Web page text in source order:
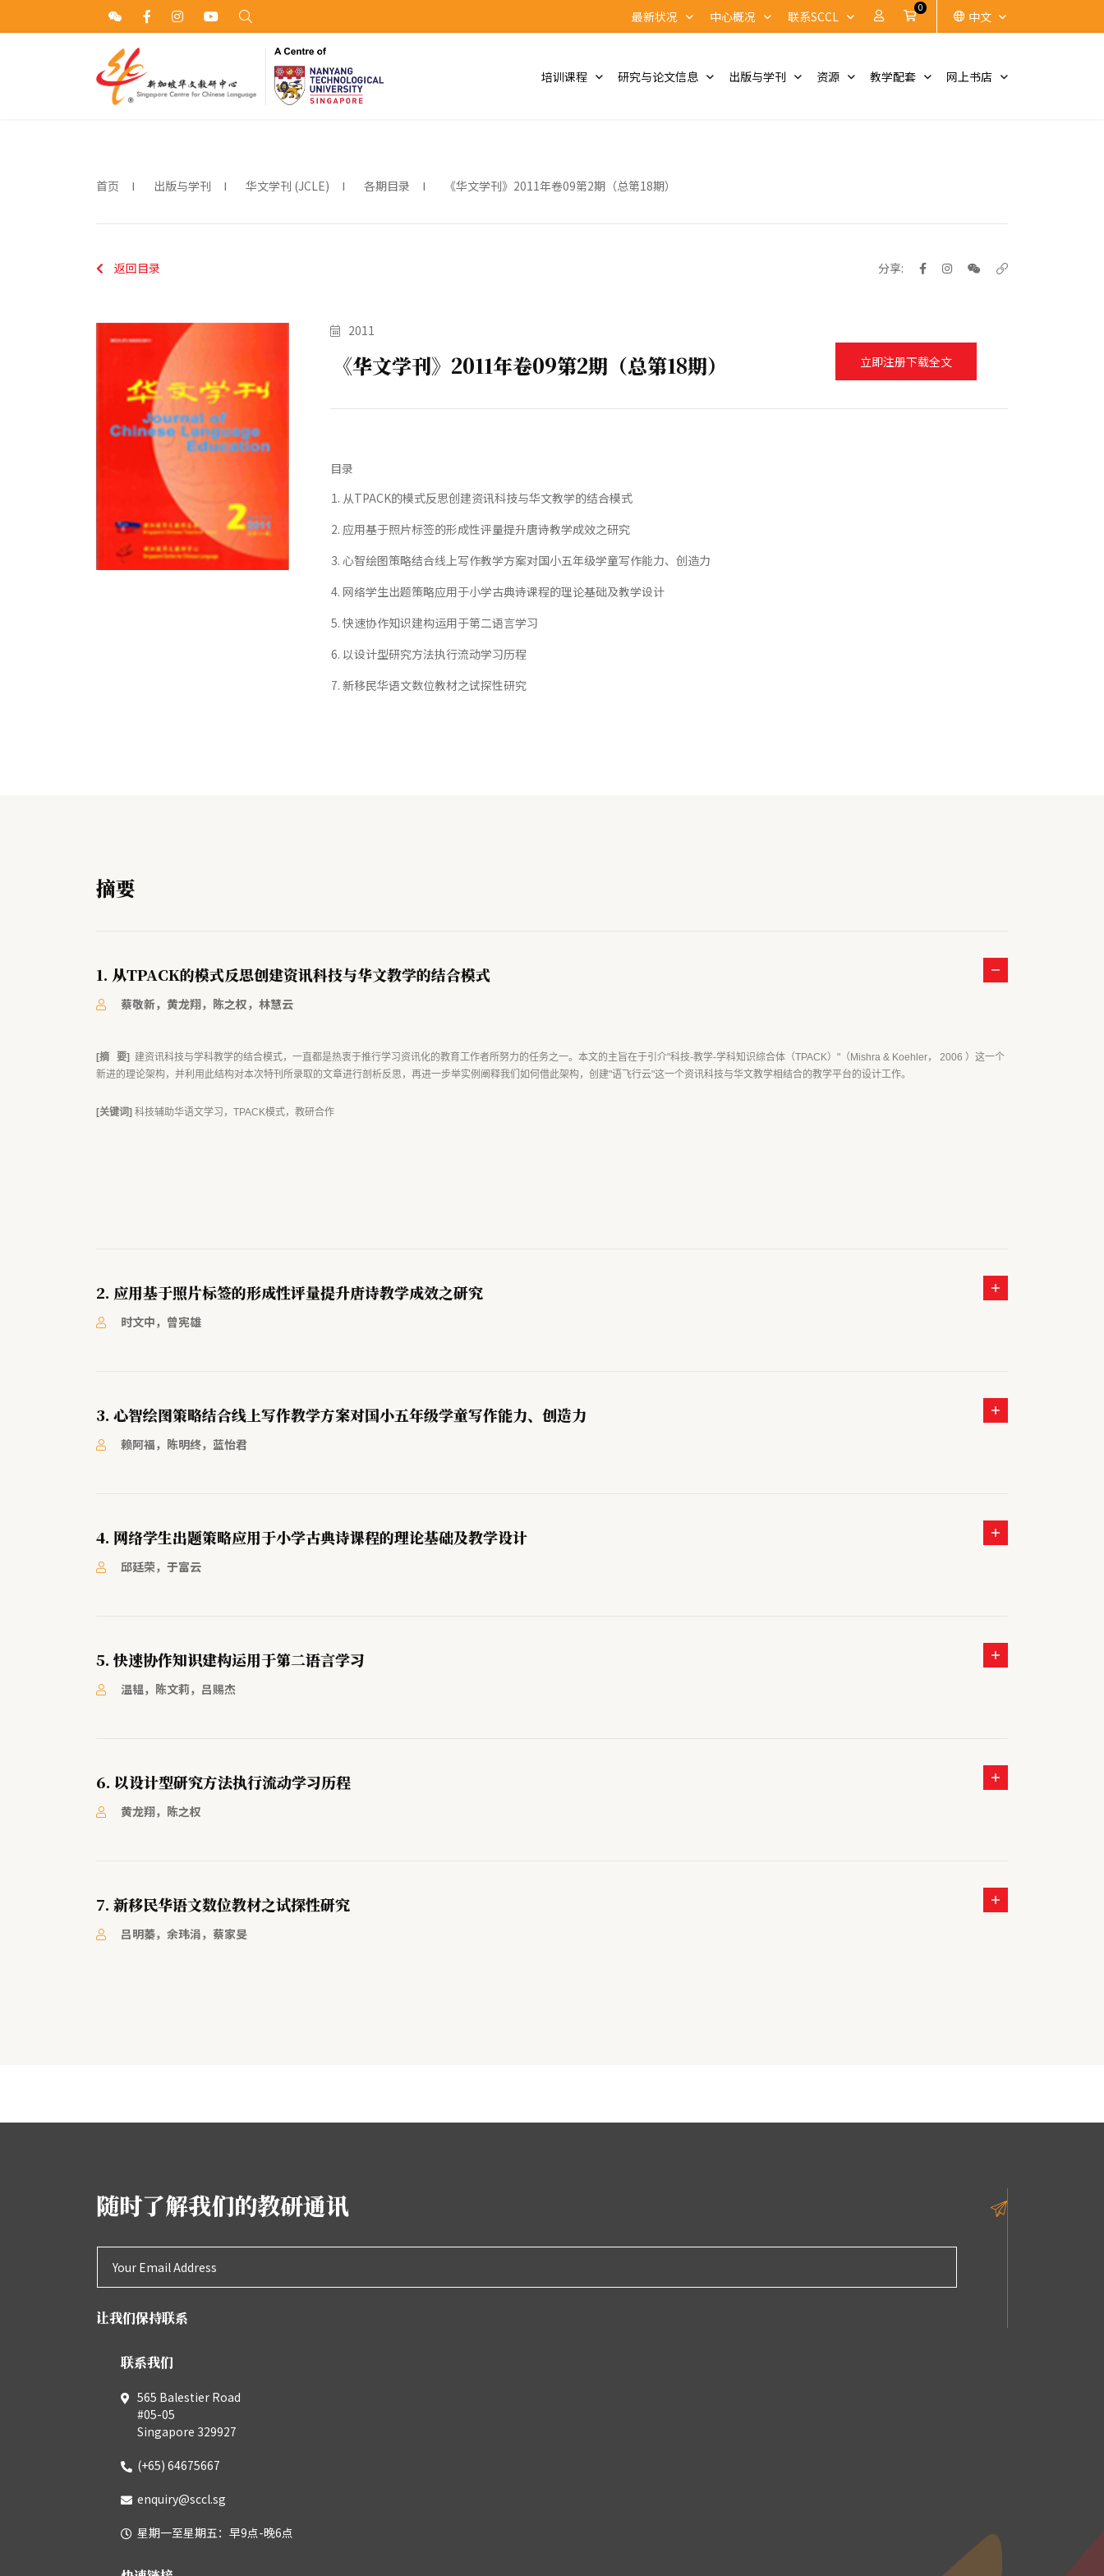
最新状况 中心概况 联系SCCL 账户 Cart
0
中文
培训课程 研究与论文信息 出版与学刊 资源 教学配套 网上书店
首页 出版与学刊 华文学刊 (JCLE) 各期目录 《华文学刊》2011年卷09第2期（总第18期）
返回目录 分享:
2011
《华文学刊》2011年卷09第2期（总第18期） 立即注册下载全文
目录
从TPACK的模式反思创建资讯科技与华文教学的结合模式
应用基于照片标签的形成性评量提升唐诗教学成效之研究
心智绘图策略结合线上写作教学方案对国小五年级学童写作能力、创造力
网络学生出题策略应用于小学古典诗课程的理论基础及教学设计
快速协作知识建构运用于第二语言学习
以设计型研究方法执行流动学习历程
新移民华语文数位教材之试探性研究
摘要
1. 从TPACK的模式反思创建资讯科技与华文教学的结合模式
蔡敬新，黄龙翔，陈之权，林慧云
[摘 要]
建资讯科技与学科教学的结合模式，一直都是热衷于推行学习资讯化的教育工作者所努力的任务之一。本文的主旨在于引介"科技-教学-学科知识综合体（TPACK）"（Mishra & Koehler， 2006 ）这一个
新进的理论架构，并利用此结构对本次特刊所录取的文章进行剖析反思，再进一步举实例阐释我们如何借此架构，创建"语飞行云"这一个资讯科技与华文教学相结合的教学平台的设计工作。
[关键词] 科技辅助华语文学习，TPACK模式，教研合作
2. 应用基于照片标签的形成性评量提升唐诗教学成效之研究
时文中，曾宪雄
3. 心智绘图策略结合线上写作教学方案对国小五年级学童写作能力、创造力
赖阿福，陈明终，蓝怡君
4. 网络学生出题策略应用于小学古典诗课程的理论基础及教学设计
邱廷荣，于富云
5. 快速协作知识建构运用于第二语言学习
温韫，陈文莉，吕赐杰
6. 以设计型研究方法执行流动学习历程
黄龙翔，陈之权
7. 新移民华语文数位教材之试探性研究
吕明蓁，余玮涓，蔡家旻
随时了解我们的教研通讯
让我们保持联系
联系我们
565 Balestier Road
#05-05
Singapore 329927
(+65) 64675667
enquiry@sccl.sg
星期一至星期五：早9点-晚6点